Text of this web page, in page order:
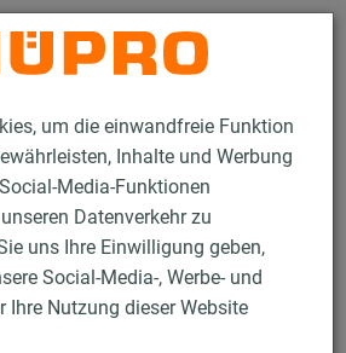
um die einwandfreie Funktion
Inhalte und Werbung
Media-Funktionen
Datenverkehr zu
uns Ihre Einwilligung geben,
Social-Media-, Werbe- und
Ihre Nutzung dieser Website
Kontakt
Feuerverzinkte Produkte
Bügelschellen